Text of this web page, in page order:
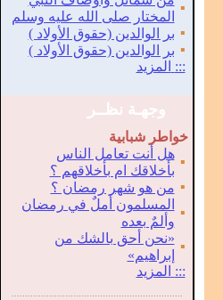
▪
المختار صلى الله عليه وسلم
▪ بر الوالدين (حقوق الأولاد )
▪ بر الوالدين (حقوق الأولاد )
::: المزيد
وجهـة نظــر
خواطر شبابية
▪
هل أنت تعامل الناس
بأخلاقك ام بأخلاقهم ؟
▪ من هو شهر رمضان ؟
▪
المسلمون أملٌ في رمضان
وألمٌ بعده
▪
«نحن أحق بالشك من
إبراهيم»
::: المزيد